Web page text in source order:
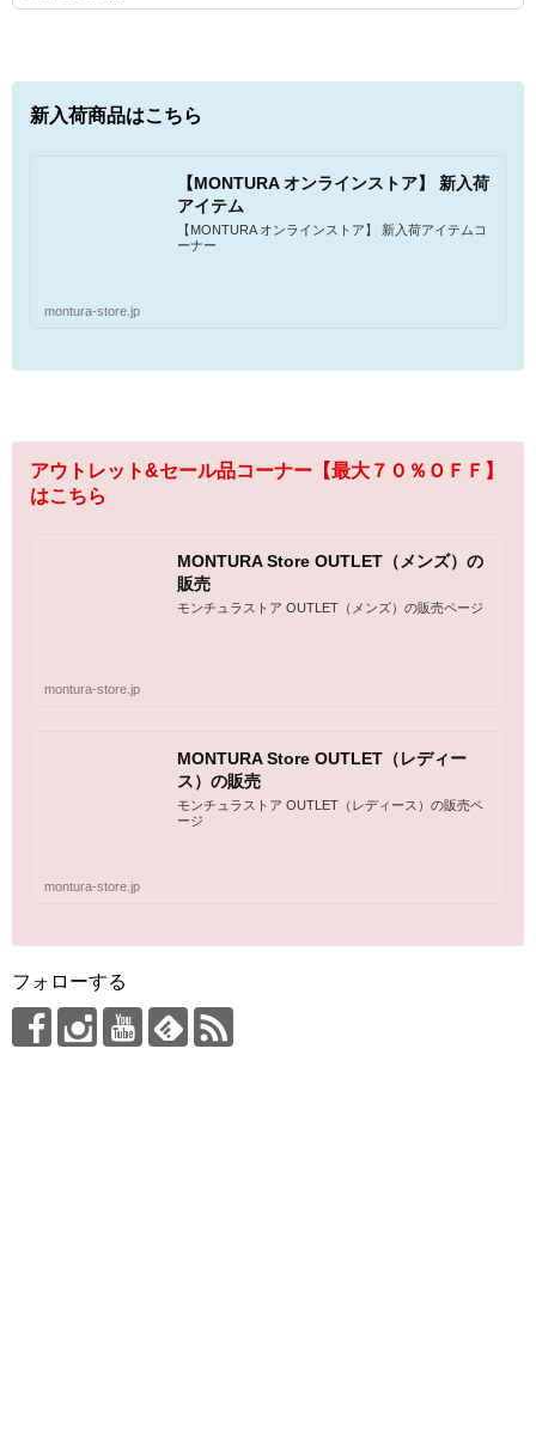
新入荷商品はこちら
【MONTURA オンラインストア】 新入荷
アイテム
【MONTURA オンラインストア】 新入荷アイテムコ
ーナー
montura-store.jp
アウトレット&セール品コーナー【最大７０％ＯＦＦ】
はこちら
MONTURA Store OUTLET（メンズ）の
販売
モンチュラストア OUTLET（メンズ）の販売ページ
montura-store.jp
MONTURA Store OUTLET（レディー
ス）の販売
モンチュラストア OUTLET（レディース）の販売ペ
ージ
montura-store.jp
フォローする